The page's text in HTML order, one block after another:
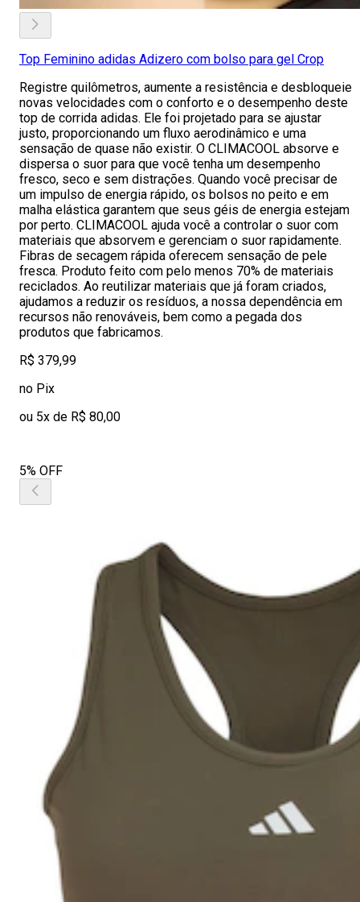
Top Feminino adidas Adizero com bolso para gel Crop
Registre quilômetros, aumente a resistência e desbloqueie
novas velocidades com o conforto e o desempenho deste
top de corrida adidas. Ele foi projetado para se ajustar
justo, proporcionando um fluxo aerodinâmico e uma
sensação de quase não existir. O CLIMACOOL absorve e
dispersa o suor para que você tenha um desempenho
fresco, seco e sem distrações. Quando você precisar de
um impulso de energia rápido, os bolsos no peito e em
malha elástica garantem que seus géis de energia estejam
por perto. CLIMACOOL ajuda você a controlar o suor com
materiais que absorvem e gerenciam o suor rapidamente.
Fibras de secagem rápida oferecem sensação de pele
fresca. Produto feito com pelo menos 70% de materiais
reciclados. Ao reutilizar materiais que já foram criados,
ajudamos a reduzir os resíduos, a nossa dependência em
recursos não renováveis, bem como a pegada dos
produtos que fabricamos.
R$ 379,99
no Pix
ou 5x de R$ 80,00
5% OFF